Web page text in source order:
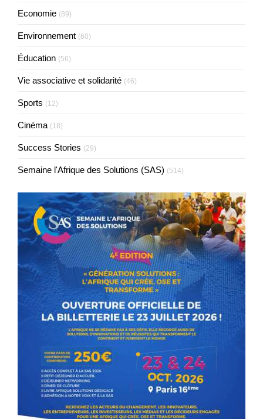
Economie (89)
Environnement (60)
Éducation (56)
Vie associative et solidarité (46)
Sports (12)
Cinéma (18)
Success Stories (29)
Semaine l'Afrique des Solutions (SAS) (514)